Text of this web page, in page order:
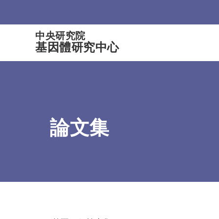
中央研究院
基因體研究中心
論文集